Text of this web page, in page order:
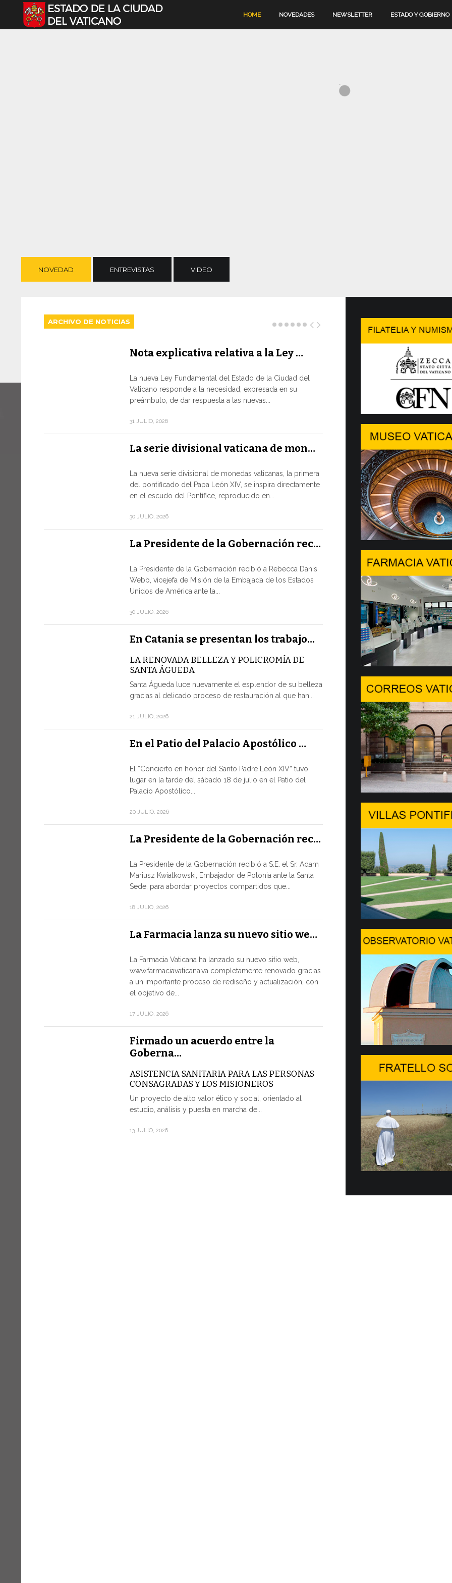
Seleccione su idioma HOME NOVEDADES NEWSLETTER ESTADO Y GOBIERNO
NOVEDAD ENTREVISTAS VIDEO
ARCHIVO DE NOTICIAS
Nota explicativa relativa a la Ley …
La nueva Ley Fundamental del Estado de la Ciudad del
Vaticano responde a la necesidad, expresada en su
preámbulo, de dar respuesta a las nuevas...
31 JULIO, 2026
La serie divisional vaticana de mon…
La nueva serie divisional de monedas vaticanas, la primera
del pontificado del Papa León XIV, se inspira directamente
en el escudo del Pontífice, reproducido en...
30 JULIO, 2026
La Presidente de la Gobernación rec…
La Presidente de la Gobernación recibió a Rebecca Danis
Webb, vicejefa de Misión de la Embajada de los Estados
Unidos de América ante la...
30 JULIO, 2026
En Catania se presentan los trabajo…
LA RENOVADA BELLEZA Y POLICROMÍA DE
SANTA ÁGUEDA
Santa Águeda luce nuevamente el esplendor de su belleza
gracias al delicado proceso de restauración al que han...
21 JULIO, 2026
En el Patio del Palacio Apostólico …
El “Concierto en honor del Santo Padre León XIV” tuvo
lugar en la tarde del sábado 18 de julio en el Patio del
Palacio Apostólico...
20 JULIO, 2026
La Presidente de la Gobernación rec…
La Presidente de la Gobernación recibió a S.E. el Sr. Adam
Mariusz Kwiatkowski, Embajador de Polonia ante la Santa
Sede, para abordar proyectos compartidos que...
18 JULIO, 2026
La Farmacia lanza su nuevo sitio we…
La Farmacia Vaticana ha lanzado su nuevo sitio web,
www.farmaciavaticana.va completamente renovado gracias
a un importante proceso de rediseño y actualización, con
el objetivo de...
17 JULIO, 2026
Firmado un acuerdo entre la
Goberna…
ASISTENCIA SANITARIA PARA LAS PERSONAS
CONSAGRADAS Y LOS MISIONEROS
Un proyecto de alto valor ético y social, orientado al
estudio, análisis y puesta en marcha de...
13 JULIO, 2026
…
LA
EN
En un
13 JULIO, 2026
Tres
Desde hoy
Gobernación
10 JULIO, 2026
En
EL USO
NUNCA
TÉCNICA
Uno de los
CMSI 2026,
En
TIEMPOS
En el marco
por la tarde,
9 JULIO, 2026
El
DIÁLOGO
El Papa
su apertura
8 JULIO, 2026
Del 6 al
julio al
7 JULIO, 2026
2…
Hoy
Forum,
dedicada a
POR UNA
Veinte
entregados
junio, a la